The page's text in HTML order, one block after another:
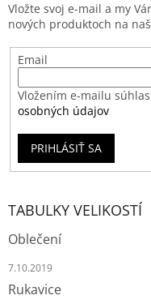
Vložte svoj e-mail a my
nových produktoch na
Email
Vložením e-mailu
osobných údajov
PRIHLÁSIŤ SA
TABULKY VELIKOSTÍ
Oblečení
7.10.2019
Rukavice